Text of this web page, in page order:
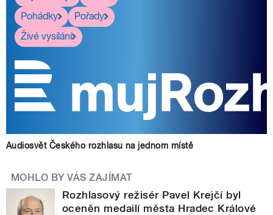
Pohádky
Pořady
Živé vysílání
Audiosvět Českého rozhlasu na jednom místě
MOHLO BY VÁS ZAJÍMAT
Rozhlasový režisér Pavel Krejčí byl
oceněn medailí města Hradec Králové